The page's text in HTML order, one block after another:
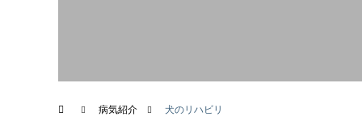
病気紹介 犬のリハビリ